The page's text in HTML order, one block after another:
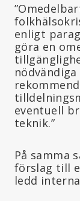
enligt
göra en
eventuell
teknik.”
På samma
förslag till
ledd